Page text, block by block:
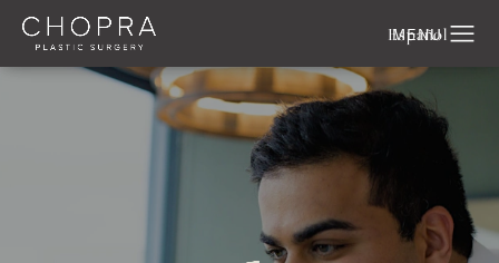
Español